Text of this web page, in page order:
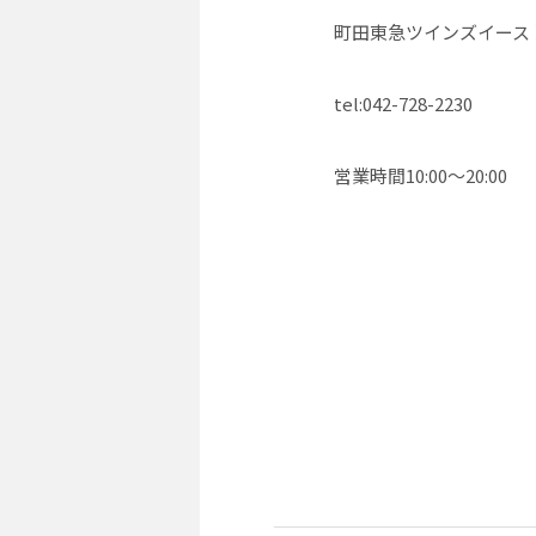
町田東急ツインズイース
tel:042-728-2230
営業時間10:00〜20:00